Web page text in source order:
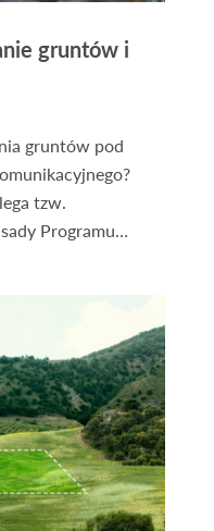
gruntów i
gruntów pod
tzw.
Programu
się
w